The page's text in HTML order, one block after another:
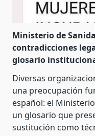
Ministerio de
contradicciones
glosario
Diversas
una preocupación
español: el
un glosario que
sustitución como